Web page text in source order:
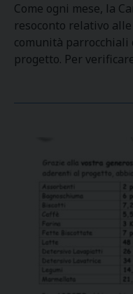
Come ogni mese, la
resoconto relativo
comunità
progetto. Per